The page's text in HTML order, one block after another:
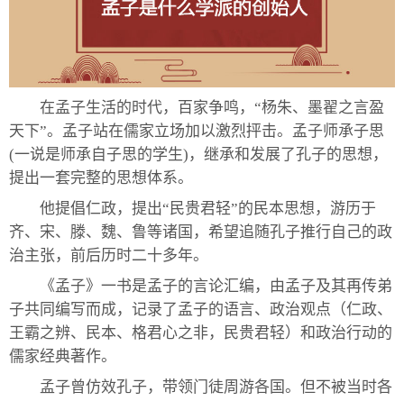
在孟子生活的时代，百家争鸣，“杨朱、墨翟之言盈
天下”。孟子站在儒家立场加以激烈抨击。孟子师承子思
(一说是师承自子思的学生)，继承和发展了孔子的思想，
提出一套完整的思想体系。
他提倡仁政，提出“民贵君轻”的民本思想，游历于
齐、宋、滕、魏、鲁等诸国，希望追随孔子推行自己的政
治主张，前后历时二十多年。
《孟子》一书是孟子的言论汇编，由孟子及其再传弟
子共同编写而成，记录了孟子的语言、政治观点（仁政、
王霸之辨、民本、格君心之非，民贵君轻）和政治行动的
儒家经典著作。
孟子曾仿效孔子，带领门徒周游各国。但不被当时各